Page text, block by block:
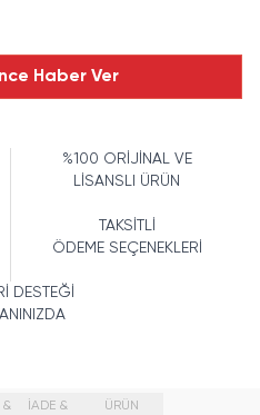
Haber Ver
%100 ORİJİNAL VE
LİSANSLI ÜRÜN
TAKSİTLİ
ÖDEME SEÇENEKLERİ
DESTEĞİ
&
İADE &
ÜRÜN